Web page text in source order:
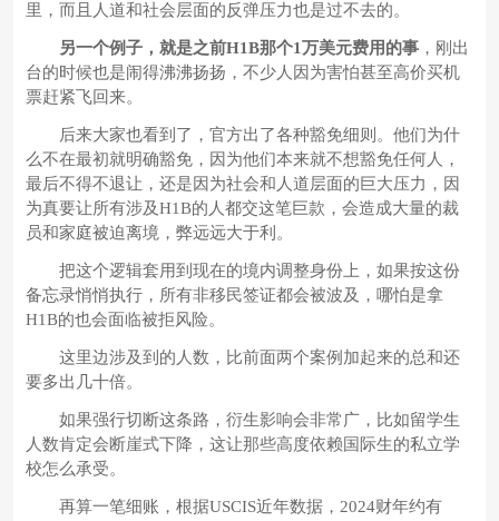
里，而且人道和社会层面的反弹压力也是过不去的。
另一个例子，就是之前H1B那个1万美元费用的事 ，刚出
台的时候也是闹得沸沸扬扬，不少人因为害怕甚至高价买机
票赶紧飞回来。
后来大家也看到了，官方出了各种豁免细则。他们为什
么不在最初就明确豁免，因为他们本来就不想豁免任何人，
最后不得不退让，还是因为社会和人道层面的巨大压力，因
为真要让所有涉及H1B的人都交这笔巨款，会造成大量的裁
员和家庭被迫离境，弊远远大于利。
把这个逻辑套用到现在的境内调整身份上，如果按这份
备忘录悄悄执行，所有非移民签证都会被波及，哪怕是拿
H1B的也会面临被拒风险。
这里边涉及到的人数，比前面两个案例加起来的总和还
要多出几十倍。
如果强行切断这条路，衍生影响会非常广，比如留学生
人数肯定会断崖式下降，这让那些高度依赖国际生的私立学
校怎么承受。
再算一笔细账，根据USCIS近年数据，2024财年约有